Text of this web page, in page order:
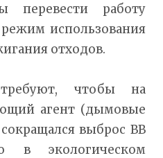
перевести работу
использования
отходов.
чтобы на
агент (дымовые
выброс ВВ
в экологическом